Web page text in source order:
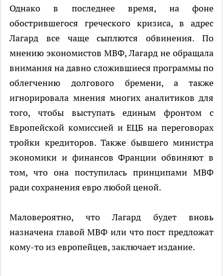
Однако в последнее время, на фоне
обострившегося греческого кризиса, в адрес
Лагард все чаще сыплются обвинения. По
мнению экономистов МВФ, Лагард не обращала
внимания на давно сложившиеся программы по
облегчению долгового бремени, а также
игнорировала мнения многих аналитиков для
того, чтобы выступать единым фронтом с
Европейской комиссией и ЕЦБ на переговорах
тройки кредиторов. Также бывшего министра
экономики и финансов Франции обвиняют в
том, что она поступилась принципами МВФ
ради сохранения евро любой ценой.
Маловероятно, что Лагард будет вновь
назначена главой МВФ или что пост предложат
кому-то из европейцев, заключает издание.